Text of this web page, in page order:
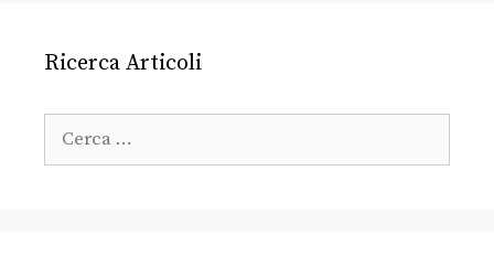
Ricerca Articoli